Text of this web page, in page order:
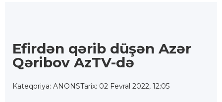
Efirdən qərib düşən Azər
Qəribov AzTV-də
Kateqoriya: ANONSTarix: 02 Fevral 2022, 12:05